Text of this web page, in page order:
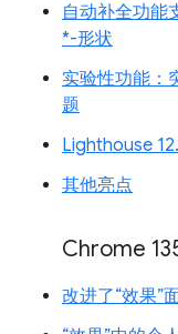
自动补全功能
*-形状
实验性功能：
题
Lighthouse
其他亮点
Chrome
改进了“效果”